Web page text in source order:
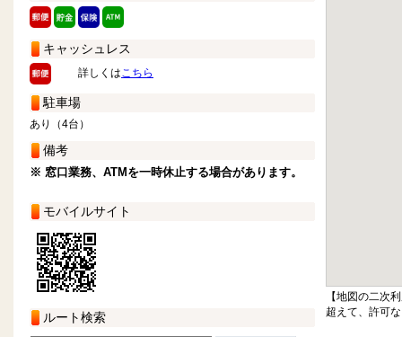
キャッシュレス
詳しくはこちら
駐車場
あり（4台）
備考
※ 窓口業務、ATMを一時休止する場合があります。
モバイルサイト
ルート検索
【地図の二次
超えて、許可